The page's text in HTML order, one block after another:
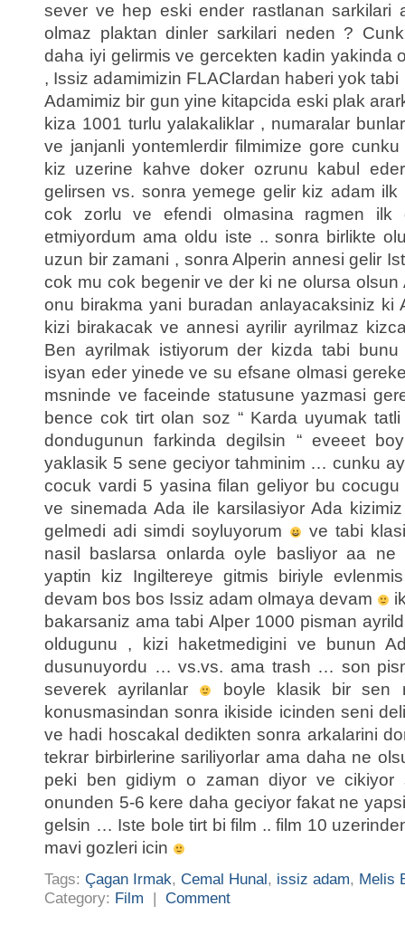
sever ve hep eski ender rastlanan sarkilari
olmaz plaktan dinler sarkilari neden ?
daha iyi gelirmis ve gercekten kadin yakinda
, Issiz adamimizin FLAClardan haberi yok
Adamimiz bir gun yine kitapcida eski plak
kiza 1001 turlu yalakaliklar , numaralar
ve janjanli yontemlerdir filmimize gore
kiz uzerine kahve doker ozrunu kabul
gelirsen vs. sonra yemege gelir kiz adam
cok zorlu ve efendi olmasina ragmen
etmiyordum ama oldu iste .. sonra birlikte
uzun bir zamani , sonra Alperin annesi gelir
cok mu cok begenir ve der ki ne olursa
onu birakma yani buradan anlayacaksiniz ki
kizi birakacak ve annesi ayrilir ayrilmaz
Ben ayrilmak istiyorum der kizda tabi
isyan eder yinede ve su efsane olmasi
msninde ve faceinde statusune yazmasi
bence cok tirt olan soz “ Karda uyumak
dondugunun farkinda degilsin “ eveeet
yaklasik 5 sene geciyor tahminim … cunku
cocuk vardi 5 yasina filan geliyor bu
ve sinemada Ada ile karsilasiyor Ada
gelmedi adi simdi soyluyorum
ve tabi
nasil baslarsa onlarda oyle basliyor aa
yaptin kiz Ingiltereye gitmis biriyle
devam bos bos Issiz adam olmaya devam
bakarsaniz ama tabi Alper 1000 pisman
oldugunu , kizi haketmedigini ve bunun
dusunuyordu … vs.vs. ama trash … son
severek ayrilanlar
boyle klasik bir sen
konusmasindan sonra ikiside icinden seni
ve hadi hoscakal dedikten sonra arkalarini
tekrar birbirlerine sariliyorlar ama daha ne
peki ben gidiym o zaman diyor ve cikiyor
onunden 5-6 kere daha geciyor fakat ne
gelsin … Iste bole tirt bi film .. film 10
mavi gozleri icin
Tags: Çagan Irmak, Cemal Hunal, issiz adam, Melis
Category: Film | Comment